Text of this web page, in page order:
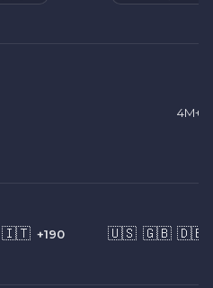
4M+
🇮🇹 +190 🇺🇸 🇬🇧 🇩🇪